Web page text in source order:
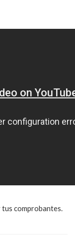
tus comprobantes.